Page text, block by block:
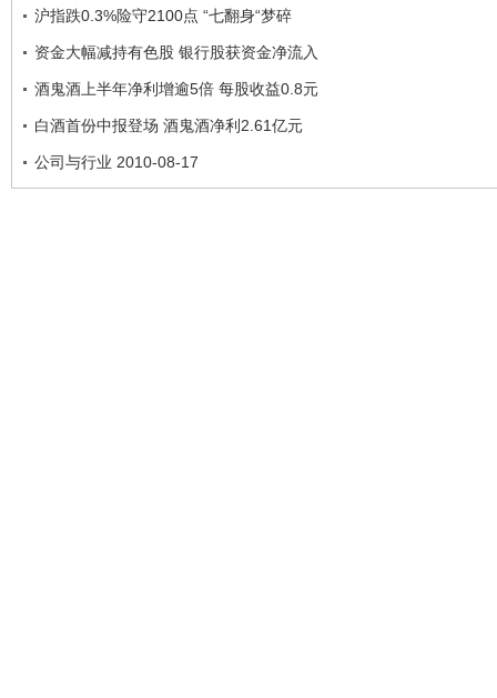
沪指跌0.3%险守2100点 “七翻身“梦碎
资金大幅减持有色股 银行股获资金净流入
酒鬼酒上半年净利增逾5倍 每股收益0.8元
白酒首份中报登场 酒鬼酒净利2.61亿元
公司与行业 2010-08-17